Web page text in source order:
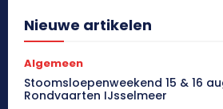
Nieuwe artikelen
Algemeen
Stoomsloepenweekend 15 & 16
Rondvaarten IJsselmeer